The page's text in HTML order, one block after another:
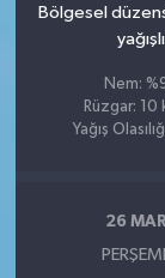
Bölgesel
yağışlı
Nem:
Rüzgar: 10
Yağış
26